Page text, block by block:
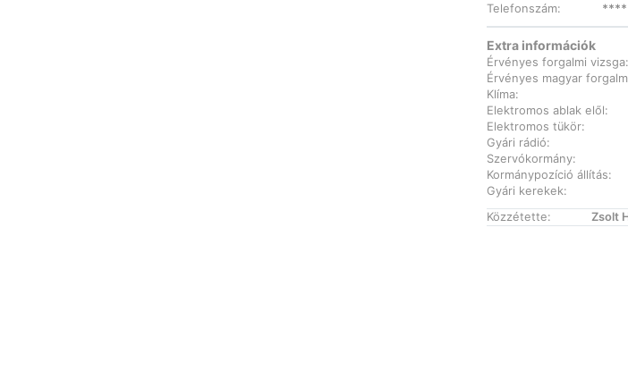
Telefonszám:
Extra információk
Érvényes forgalmi vizsga:
Érvényes magyar
Klíma:
Elektromos ablak elől:
Elektromos tükör:
Gyári rádió:
Szervókormány:
Kormánypozíció állítás:
Gyári kerekek:
Közzétette:
Zsolt